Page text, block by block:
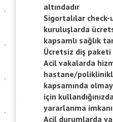
altındadır
Sigortalılar
kuruluşlarda
kapsamlı sağlık
Ücretsiz diş paketi
Acil vakalarda
hastane/
kapsamında
için
yararlanma imkanı
Acil durumlarda